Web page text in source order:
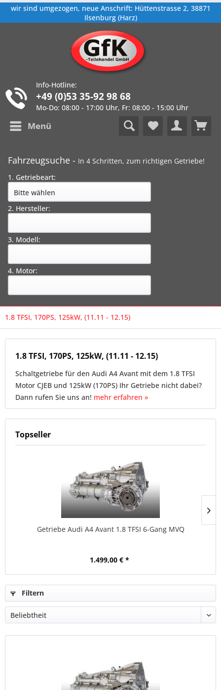
wir sind umgezogen, neue Anschrift: Hüttenstrasse 2, 38871
Ilsenburg (Harz)
Info-Hotline:
+49 (0)53 35-92 98 68
Mo-Do: 08:00 - 17:00 Uhr, Fr: 08:00 - 15:00 Uhr
Menü
Fahrzeugsuche - In 4 Schritten, zum richtigen Getriebe!
1. Getriebeart:
2. Hersteller:
3. Modell:
4. Motor:
1.8 TFSI, 170PS, 125kW, (11.11 - 12.15)
1.8 TFSI, 170PS, 125kW, (11.11 - 12.15)
Schaltgetriebe für den Audi A4 Avant mit dem 1.8 TFSI
Motor CJEB und 125kW (170PS) Ihr Getriebe nicht dabei?
Dann rufen Sie uns an! mehr erfahren »
Topseller
Getriebe Audi A4 Avant 1.8 TFSI 6-Gang MVQ
1.499,00 € *
Filtern